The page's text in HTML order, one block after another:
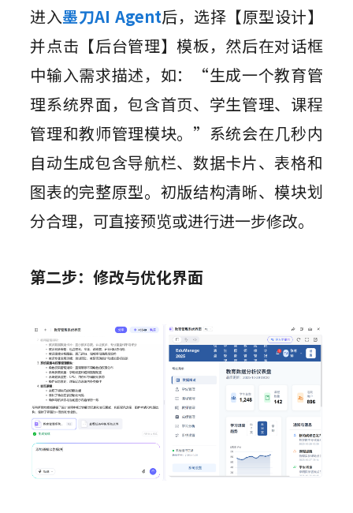
进入墨刀AI Agent后，选择【原型设计】
并点击【后台管理】模板，然后在对话框
中输入需求描述，如：“生成一个教育管
理系统界面，包含首页、学生管理、课程
管理和教师管理模块。”系统会在几秒内
自动生成包含导航栏、数据卡片、表格和
图表的完整原型。初版结构清晰、模块划
分合理，可直接预览或进行进一步修改。
第二步：修改与优化界面